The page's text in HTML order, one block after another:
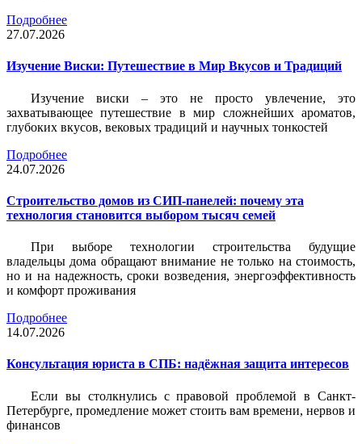
Подробнее
27.07.2026
Изучение Виски: Путешествие в Мир Вкусов и Традиций
Изучение виски – это не просто увлечение, это
захватывающее путешествие в мир сложнейших ароматов,
глубоких вкусов, вековых традиций и научных тонкостей
Подробнее
24.07.2026
Строительство домов из СИП-панелей: почему эта
технология становится выбором тысяч семей
При выборе технологии строительства будущие
владельцы дома обращают внимание не только на стоимость,
но и на надежность, сроки возведения, энергоэффективность
и комфорт проживания
Подробнее
14.07.2026
Консультация юриста в СПБ: надёжная защита интересов
Если вы столкнулись с правовой проблемой в Санкт-
Петербурге, промедление может стоить вам времени, нервов и
финансов